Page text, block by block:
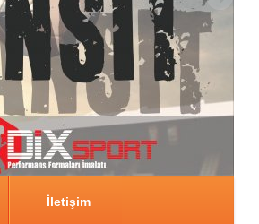
İletişim